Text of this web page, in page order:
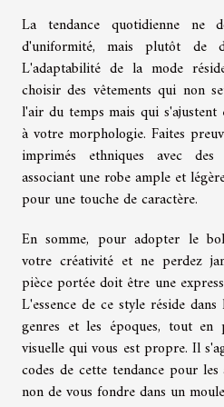
La tendance quotidienne ne
d'uniformité, mais plutôt de
L'adaptabilité de la mode
choisir des vêtements qui non
l'air du temps mais qui s'ajustent
à votre morphologie. Faites
imprimés ethniques avec
associant une robe ample et
pour une touche de caractère.
En somme, pour adopter le
votre créativité et ne perdez
pièce portée doit être une
L'essence de ce style réside
genres et les époques, tout en
visuelle qui vous est propre. Il
codes de cette tendance pour
non de vous fondre dans un